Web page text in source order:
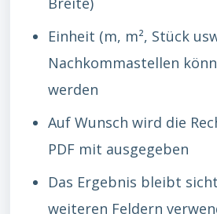
Einheit (m, m², Stück
Nachkommastellen
werden
Auf Wunsch wird die
PDF mit ausgegeben
Das Ergebnis bleibt
weiteren Feldern